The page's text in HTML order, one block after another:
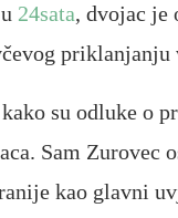
24sata, dvojac je
priklanjanju
su odluke o
Sam Zurovec
kao glavni